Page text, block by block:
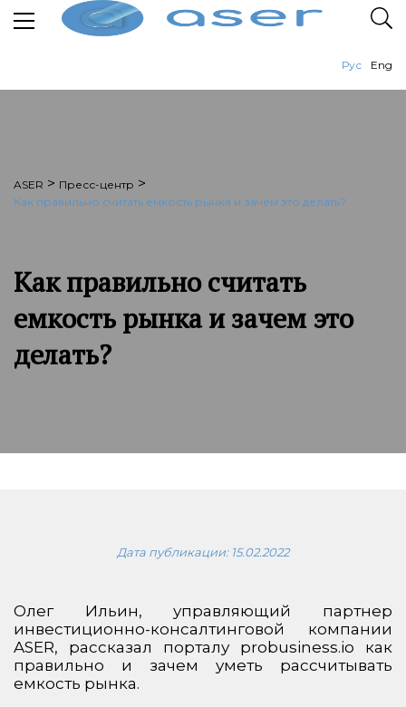
Рус Eng
ASER > Пресс-центр >
Как правильно считать емкость рынка и зачем это делать?
Как правильно считать
емкость рынка и зачем это
делать?
Дата публикации: 15.02.2022
Олег Ильин, управляющий партнер
инвестиционно-консалтинговой компании
ASER, рассказал порталу probusiness.io как
правильно и зачем уметь рассчитывать
емкость рынка.